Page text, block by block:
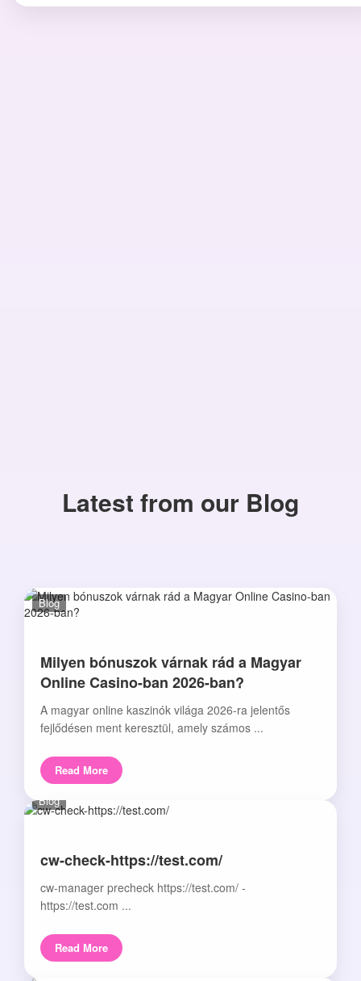
Latest from our Blog
Blog
Milyen bónuszok várnak rád a Magyar
Online Casino-ban 2026-ban?
A magyar online kaszinók világa 2026-ra jelentős
fejlődésen ment keresztül, amely számos ...
Read More
Blog
cw-check-https://test.com/
cw-manager precheck https://test.com/ -
https://test.com ...
Read More